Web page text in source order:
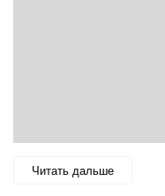
Читать дальше